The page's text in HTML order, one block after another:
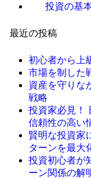
投資の基
最近の投稿
初心者から上
市場を制した
資産を守りな
戦略
投資家必見！
信頼性の高い
賢明な投資家
ターンを最大
投資初心者が
ーン関係の解